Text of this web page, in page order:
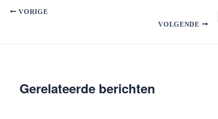
VORIGE
VOLGENDE
Gerelateerde berichten